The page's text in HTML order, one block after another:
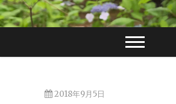
2018年9月5日